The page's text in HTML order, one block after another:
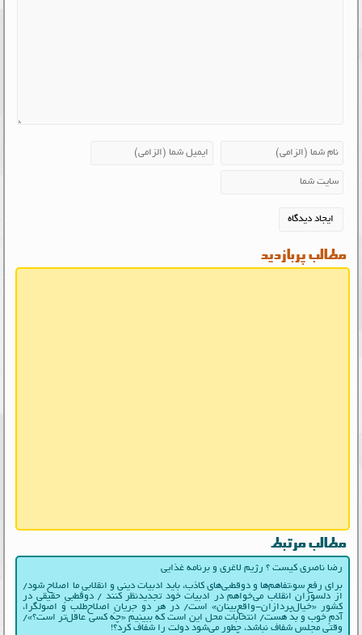
مطالب پربازدید
مطالب مرتبط
رضا ناصری کیست ؟ رژیم لاغری و برنامه غذایی
برای رفع سوءتفاهم‌ها و دوقطبی‌های کاذب، باید ادبیات دینی و انقلابیِ ما اصلاح شود/
از دلسوزان انقلاب می‌خواهم در ادبیات‌ خود تجدیدنظر کنند / دوقطبیِ حقیقی در
کشور «خیال‌پردازان-واقع‌بینان» است/ در هر دو جریانِ اصلاح‌طلب و اصولگرا،
آدمِ خوب و بد هست/ انتخابات محل این است که ببینیم «چه کسی عاقل‌تر است؟»/
وقتی مجلس شفاف نباشد، چطور می‌شود دولت را شفاف کرد؟!